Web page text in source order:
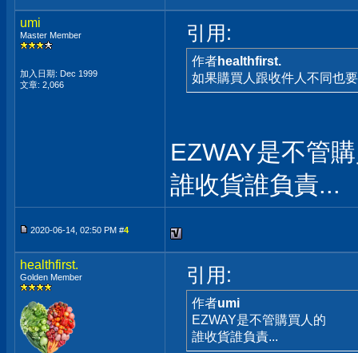
umi
Master Member
加入日期: Dec 1999
文章: 2,066
引用:
作者healthfirst.
如果購買人跟收件人不同也
EZWAY是不管
誰收貨誰負責...
2020-06-14, 02:50 PM #4
healthfirst.
Golden Member 引用:
作者umi
EZWAY是不管購買人的
誰收貨誰負責...